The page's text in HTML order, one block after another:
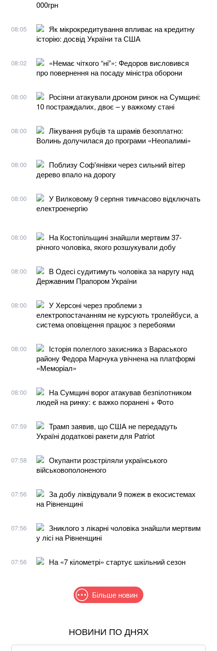
000грн
08:05
Як мікрокредитування впливає на кредитну
історію: досвід України та США
08:02
«Немає чіткого “ні”»: Федоров висловився
про повернення на посаду міністра оборони
08:00
Росіяни атакували дроном ринок на Сумщині:
10 постраждалих, двоє – у важкому стані
08:00
Лікування рубців та шрамів безоплатно:
Волинь долучилася до програми «Неопалимі»
08:00
Поблизу Соф'янівки через сильний вітер
дерево впало на дорогу
08:00
У Вилковому 9 серпня тимчасово відключать
електроенергію
08:00
На Костопільщині знайшли мертвим 37-
річного чоловіка, якого розшукували добу
08:00
В Одесі судитимуть чоловіка за наругу над
Державним Прапором України
08:00
У Херсоні через проблеми з
електропостачанням не курсують тролейбуси, а
система оповіщення працює з перебоями
08:00
Історія полеглого захисника з Вараського
району Федора Марчука увічнена на платформі
«Меморіал»
08:00
На Сумщині ворог атакував безпілотником
людей на ринку: є важко поранені + Фото
07:59
Трамп заявив, що США не передадуть
Україні додаткові ракети для Patriot
07:58
Окупанти розстріляли українського
військовополоненого
07:56
За добу ліквідували 9 пожеж в екосистемах
на Рівненщині
07:56
Зниклого з лікарні чоловіка знайшли мертвим
у лісі на Рівненщині
07:56 На «7 кілометрі» стартує шкільний сезон
Більше новин
В МЗС заявили, що слова Залужного щодо членства
НОВИНИ ПО ДНЯХ